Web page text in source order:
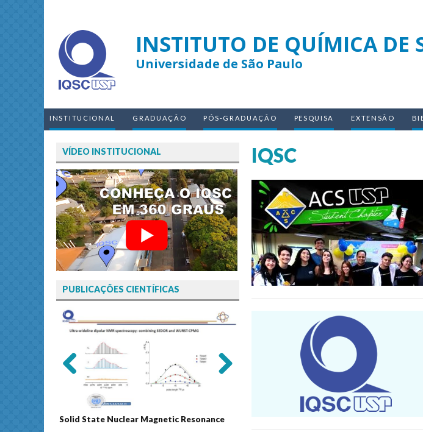
INSTITUTO DE QUÍMICA DE
Universidade de São Paulo
INSTITUCIONAL GRADUAÇÃO PÓS-GRADUAÇÃO PESQUISA EXTENSÃO
IQSC
VÍDEO INSTITUCIONAL
PUBLICAÇÕES CIENTÍFICAS
Solid State Nuclear Magnetic Resonance